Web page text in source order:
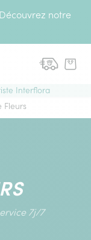
notre
Interflora
Fleurs
7j/7